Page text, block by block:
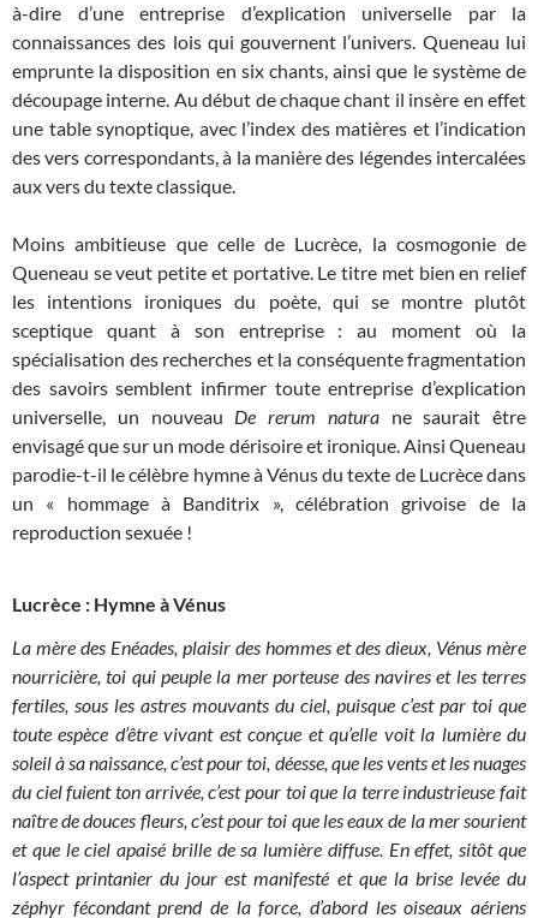
à-dire d’une entreprise d’explication universelle par la
connaissances des lois qui gouvernent l’univers. Queneau lui
emprunte la disposition en six chants, ainsi que le système de
découpage interne. Au début de chaque chant il insère en effet
une table synoptique, avec l’index des matières et l’indication
des vers correspondants, à la manière des légendes intercalées
aux vers du texte classique.
Moins ambitieuse que celle de Lucrèce, la cosmogonie de
Queneau se veut petite et portative. Le titre met bien en relief
les intentions ironiques du poète, qui se montre plutôt
sceptique quant à son entreprise : au moment où la
spécialisation des recherches et la conséquente fragmentation
des savoirs semblent infirmer toute entreprise d’explication
universelle, un nouveau De rerum naturane saurait être
envisagé que sur un mode dérisoire et ironique. Ainsi Queneau
parodie-t-il le célèbre hymne à Vénus du texte de Lucrèce dans
un « hommage à Banditrix », célébration grivoise de la
reproduction sexuée !
Lucrèce : Hymne à Vénus
La mère des Enéades, plaisir des hommes et des dieux, Vénus mère
nourricière, toi qui peuple la mer porteuse des navires et les terres
fertiles, sous les astres mouvants du ciel, puisque c’est par toi que
toute espèce d’être vivant est conçue et qu’elle voit la lumière du
soleil à sa naissance, c’est pour toi, déesse, que les vents et les nuages
du ciel fuient ton arrivée, c’est pour toi que la terre industrieuse fait
naître de douces fleurs, c’est pour toi que les eaux de la mer sourient
et que le ciel apaisé brille de sa lumière diffuse. En effet, sitôt que
l’aspect printanier du jour est manifesté et que la brise levée du
zéphyr fécondant prend de la force, d’abord les oiseaux aériens